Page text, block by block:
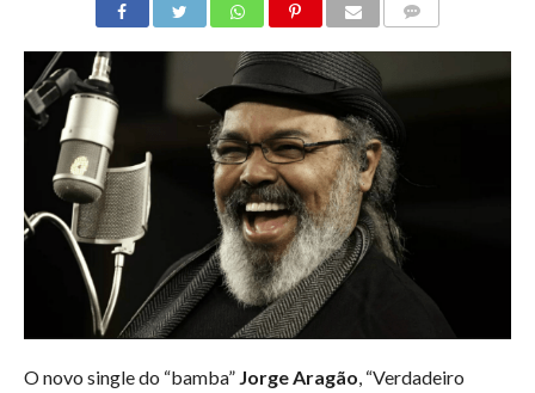
O novo single do “bamba” Jorge Aragão, “Verdadeiro